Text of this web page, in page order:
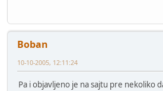
Boban
10-10-2005, 12:11:24
Pa i objavljeno je na sajtu pre nekoliko